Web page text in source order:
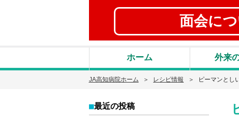
面会に
ホーム 外来
JA高知病院ホーム レシピ情報 ピーマンとし
最近の投稿